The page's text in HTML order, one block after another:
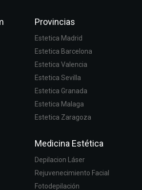
Provincias
Estetica Madrid
Estetica Barcelona
Estetica Valencia
Estetica Sevilla
Estetica Granada
Estetica Malaga
Estetica Zaragoza
Medicina Estética
Depilacion Láser
Rejuvenecimiento Facial
Fotodepilación